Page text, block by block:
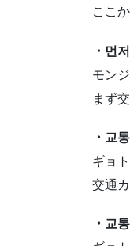
ここ
・먼
モン
まず
・교
ギョ
交通
・교